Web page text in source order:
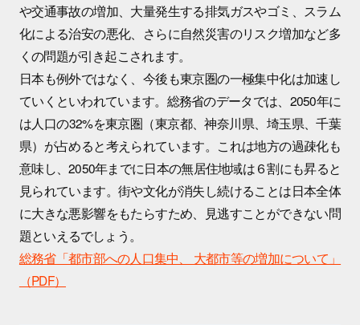
や交通事故の増加、大量発生する排気ガスやゴミ、スラム
化による治安の悪化、さらに自然災害のリスク増加など多
くの問題が引き起こされます。
日本も例外ではなく、今後も東京圏の一極集中化は加速し
ていくといわれています。総務省のデータでは、2050年に
は人口の32%を東京圏（東京都、神奈川県、埼玉県、千葉
県）が占めると考えられています。これは地方の過疎化も
意味し、2050年までに日本の無居住地域は６割にも昇ると
見られています。街や文化が消失し続けることは日本全体
に大きな悪影響をもたらすため、見逃すことができない問
題といえるでしょう。
総務省「都市部への人口集中、 大都市等の増加について」
（PDF）